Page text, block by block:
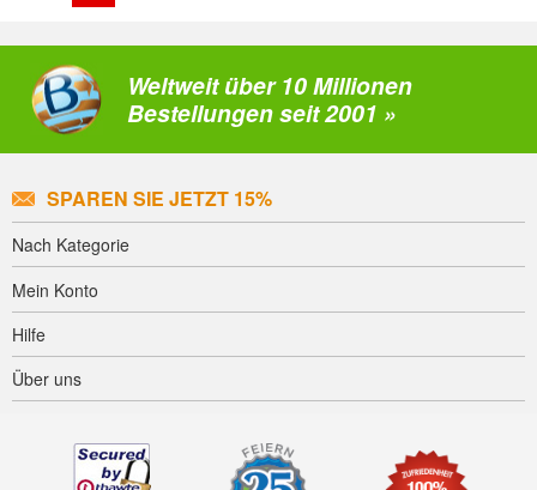
Weltweit über 10 Millionen
Bestellungen seit 2001 »
SPAREN SIE JETZT 15%
Nach Kategorie
Mein Konto
Hilfe
Über uns